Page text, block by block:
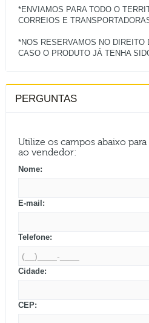
*ENVIAMOS PARA TODO O
CORREIOS E
*NOS RESERVAMOS NO DIREITO
PERGUNTAS
Utilize os campos abaixo
ao vendedor:
Nome:
E-mail:
Telefone:
Cidade:
CEP: